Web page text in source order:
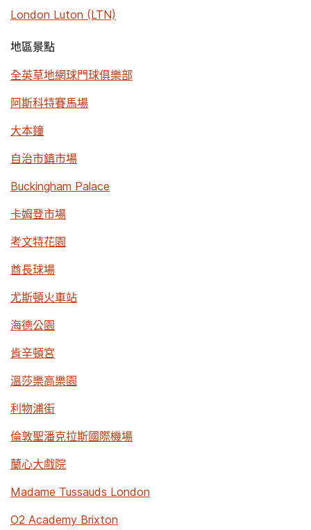
London Luton (LTN)
地區景點
全英草地網球門球俱樂部
阿斯科特賽馬場
大本鐘
自治市鎮市場
Buckingham Palace
卡姆登市場
考文特花園
酋長球場
尤斯頓火車站
海德公園
肯辛頓宮
溫莎樂高樂園
利物浦街
倫敦聖潘克拉斯國際機場
蘭心大戲院
Madame Tussauds London
O2 Academy Brixton